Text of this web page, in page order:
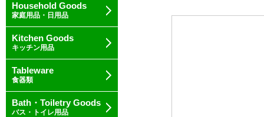
Household Goods
家庭用品・日用品
Kitchen Goods
キッチン用品
Tableware
食器類
Bath・Toiletry Goods
バス・トイレ用品